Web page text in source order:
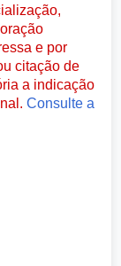
e por
citação de
a indicação
Consulte a